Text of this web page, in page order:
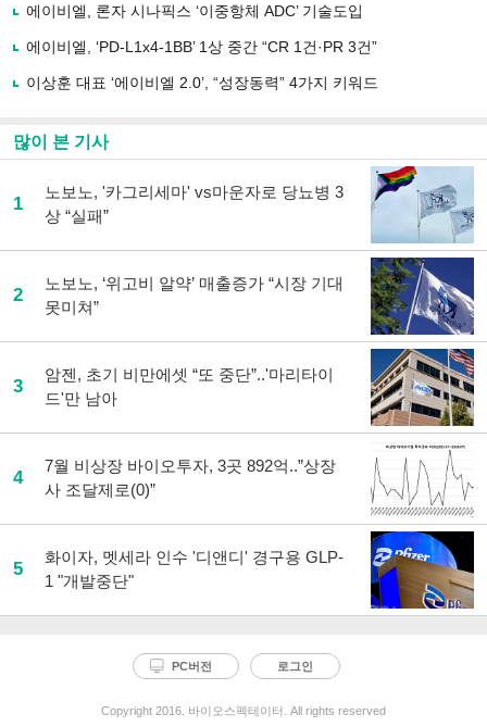
유
기
에이비엘, 론자 시나픽스 ‘이중항체 ADC’ 기술도입
에이비엘, ‘PD-L1x4-1BB’ 1상 중간 “CR 1건·PR 3건”
이상훈 대표 ‘에이비엘 2.0’, “성장동력” 4가지 키워드
많이 본 기사
1
노보노, '카그리세마' vs마운자로 당뇨병 3
상 “실패”
2
노보노, ‘위고비 알약’ 매출증가 “시장 기대
못미쳐”
3
암젠, 초기 비만에셋 “또 중단”..'마리타이
드'만 남아
4
7월 비상장 바이오투자, 3곳 892억..”상장
사 조달제로(0)”
5
화이자, 멧세라 인수 '디앤디' 경구용 GLP-
1 "개발중단"
PC버전 로그인
Copyright 2016. 바이오스펙테이터. All rights reserved